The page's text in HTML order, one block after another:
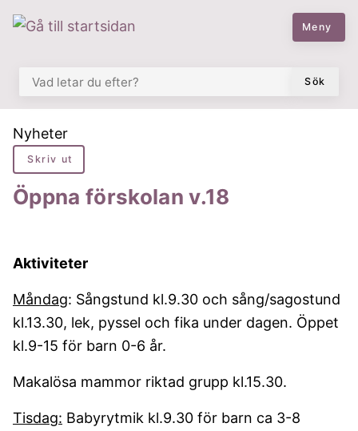
till innehåll
till huvudmeny Meny
Sök
Du är här:
Nyheter
Skriv ut
Öppna förskolan v.18
Aktiviteter
Måndag: Sångstund kl.9.30 och sång/sagostund
kl.13.30, lek, pyssel och fika under dagen. Öppet
kl.9-15 för barn 0-6 år.
Makalösa mammor riktad grupp kl.15.30.
Tisdag: Babyrytmik kl.9.30 för barn ca 3-8